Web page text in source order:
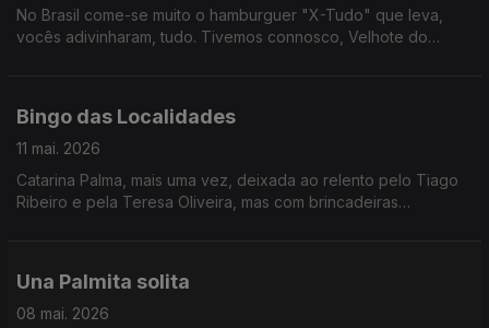
No Brasil come-se muito o hamburguer "X-Tudo" que leva,
vocês adivinharam, tudo. Tivemos connosco, Velhote do
Bingo das Localidades
11 mai. 2026
Catarina Palma, mais uma vez, deixada ao relento pelo Tiago
Ribeiro e pela Teresa Oliveira, mas com brincadeiras
Una Palmita solita
08 mai. 2026